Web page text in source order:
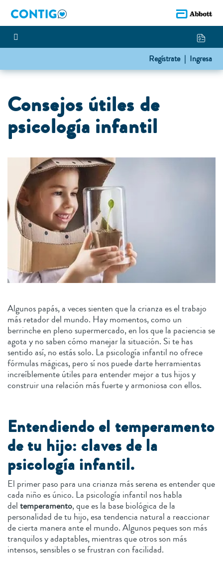
Regístrate | Ingresa
Consejos útiles de
psicología infantil
Algunos papás, a veces sienten que la crianza es el trabajo
más retador del mundo. Hay momentos, como un
berrinche en pleno supermercado, en los que la paciencia se
agota y no saben cómo manejar la situación. Si te has
sentido así, no estás solo. La psicología infantil no ofrece
fórmulas mágicas, pero sí nos puede darte herramientas
increíblemente útiles para entender mejor a tus hijos y
construir una relación más fuerte y armoniosa con ellos.
Entendiendo el temperamento
de tu hijo: claves de la
psicología infantil.
El primer paso para una crianza más serena es entender que
cada niño es único. La psicología infantil nos habla
deltemperamento, que es la base biológica de la
personalidad de tu hijo, esa tendencia natural a reaccionar
de cierta manera ante el mundo. Algunos peques son más
tranquilos y adaptables, mientras que otros son más
intensos, sensibles o se frustran con facilidad.